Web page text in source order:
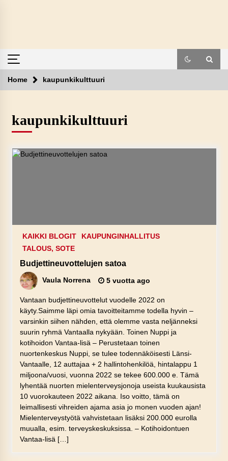
Home kaupunkikulttuuri
kaupunkikulttuuri
KAIKKI BLOGIT
KAUPUNGINHALLITUS
TALOUS, SOTE
Budjettineuvottelujen satoa
Vaula Norrena 5 vuotta ago
Vantaan budjettineuvottelut vuodelle 2022 on
käyty.Saimme läpi omia tavoitteitamme todella hyvin –
varsinkin siihen nähden, että olemme vasta neljänneksi
suurin ryhmä Vantaalla nykyään. Toinen Nuppi ja
kotihoidon Vantaa-lisä – Perustetaan toinen
nuortenkeskus Nuppi, se tulee todennäköisesti Länsi-
Vantaalle, 12 auttajaa + 2 hallintohenkilöä, hintalappu 1
miljoona/vuosi, vuonna 2022 se tekee 600.000 e. Tämä
lyhentää nuorten mielenterveysjonoja useista kuukausista
10 vuorokauteen 2022 aikana. Iso voitto, tämä on
leimallisesti vihreiden ajama asia jo monen vuoden ajan!
Mielenterveystyötä vahvistetaan lisäksi 200.000 eurolla
muualla, esim. terveyskeskuksissa. – Kotihoidontuen
Vantaa-lisä […]